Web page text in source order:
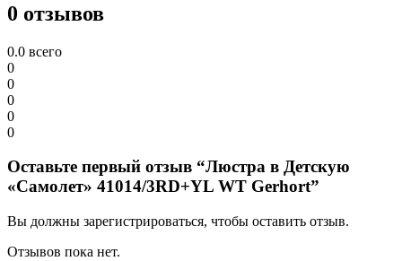
0 отзывов
0.0 всего
0
0
0
0
0
Оставьте первый отзыв “Люстра в Детскую
«Самолет» 41014/3RD+YL WT Gerhort”
Вы должны зарегистрироваться, чтобы оставить отзыв.
Отзывов пока нет.